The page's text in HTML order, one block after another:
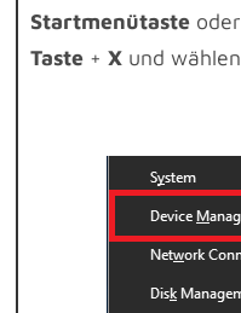
Startmenütaste
Taste +X und